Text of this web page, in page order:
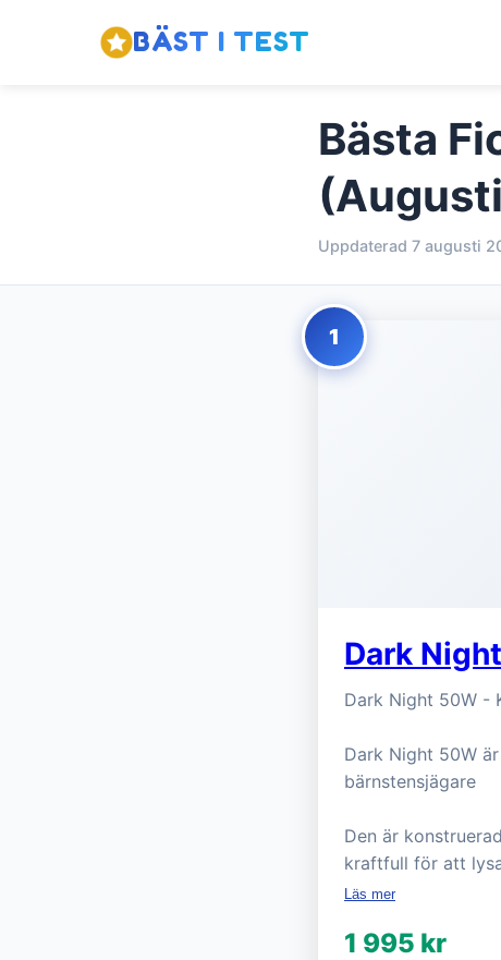
BÄST I TEST
Bästa
Uppdaterad 7 augusti
1
Dark
Dark Night 50W -
Dark Night 50W
bärnstensjägare
Den är
kraftfull för att
Läs mer
1 995 kr